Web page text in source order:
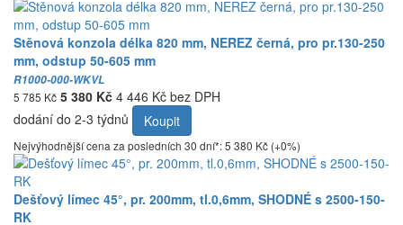
Stěnová konzola délka 820 mm, NEREZ černá, pro pr.130-250
mm, odstup 50-605 mm
R1000-000-WKVL
5 785 Kč 5 380 Kč 4 446 Kč bez DPH
dodání do 2-3 týdnů
Koupit
Nejvýhodnější cena za posledních 30 dní*: 5 380 Kč (+0%)
Dešťový límec 45°, pr. 200mm, tl.0,6mm, SHODNÉ s 2500-150-
RK